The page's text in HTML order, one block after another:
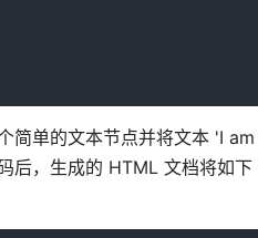
简单的文本节点并将文本 'I am
后，生成的 HTML 文档将如下